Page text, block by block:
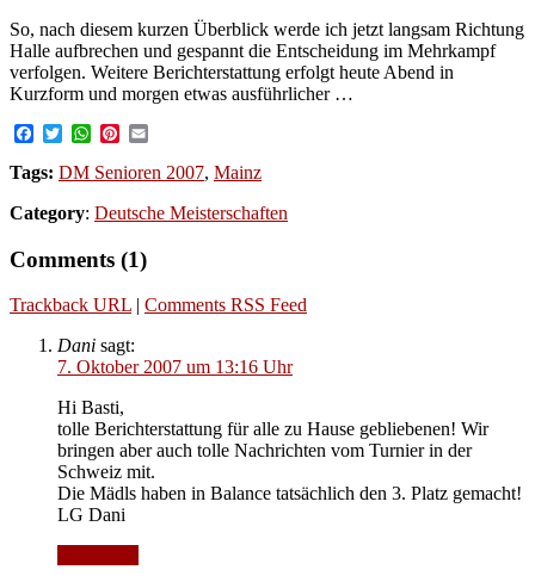
So, nach diesem kurzen Überblick werde ich jetzt langsam Richtung
Halle aufbrechen und gespannt die Entscheidung im Mehrkampf
verfolgen. Weitere Berichterstattung erfolgt heute Abend in
Kurzform und morgen etwas ausführlicher …
Facebook
TwitterWhatsApp
Pinterest
Tags: DM Senioren 2007, Mainz
Category: Deutsche Meisterschaften
Comments (1)
Trackback URL | Comments RSS Feed
Dani sagt:
7. Oktober 2007 um 13:16 Uhr
Hi Basti,
tolle Berichterstattung für alle zu Hause gebliebenen! Wir
bringen aber auch tolle Nachrichten vom Turnier in der
Schweiz mit.
Die Mädls haben in Balance tatsächlich den 3. Platz gemacht!
LG Dani